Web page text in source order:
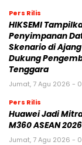
Pers Rilis
HIKSEMI
Penyimpanan
Skenario di
Dukung
Tenggara
Jumat, 7 Agu 2026 -
Pers Rilis
Huawei Jadi
M360 ASEAN 2026
Jumat, 7 Agu 2026 -